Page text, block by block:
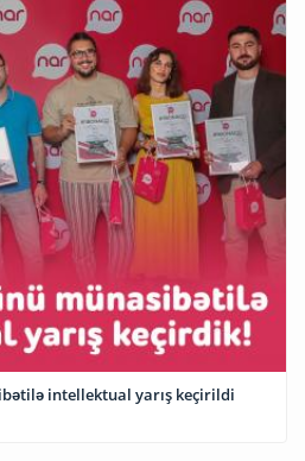
intellektual yarış keçirildi